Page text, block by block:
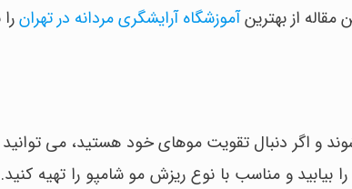
مقاله از بهترینآموزشگاه آرایشگری مردانه در تهران
و اگر دنبال تقویت موهای خود هستید، می
بیابید و مناسب با نوع ریزش مو شامپو را تهیه